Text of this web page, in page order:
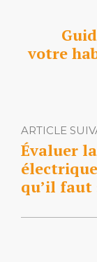
votre
ARTICLE
Évaluer
qu’il faut